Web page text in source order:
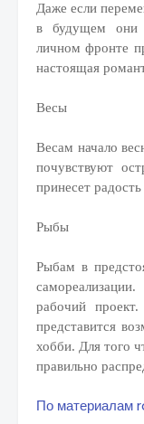
Даже если
в будущем они
личном фронте
настоящая
Весы
Весам начало
почувствуют
принесет
Рыбы
Рыбам в
рабочий
представится
хобби. Для того
правильно
По материалам